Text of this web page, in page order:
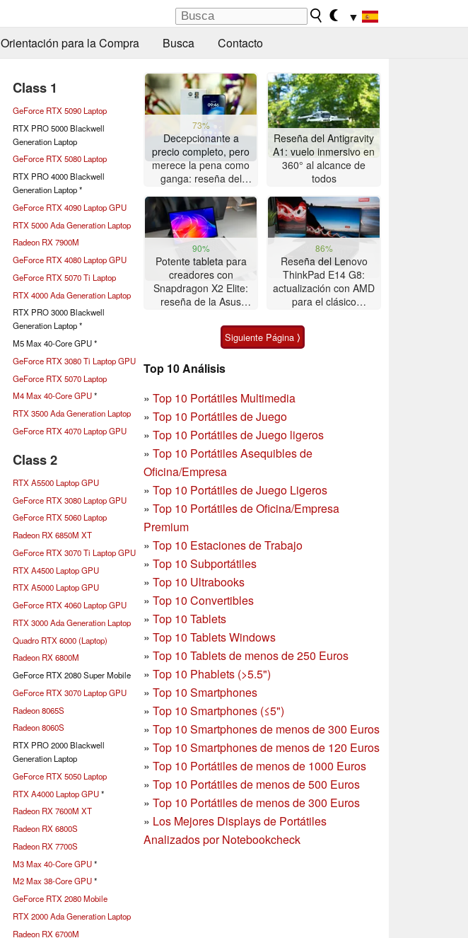
▼
Orientación para la Compra Busca Contacto
Class 1
GeForce RTX 5090 Laptop
RTX PRO 5000 Blackwell
Generation Laptop
GeForce RTX 5080 Laptop
RTX PRO 4000 Blackwell
Generation Laptop *
GeForce RTX 4090 Laptop GPU
RTX 5000 Ada Generation Laptop
Radeon RX 7900M
GeForce RTX 4080 Laptop GPU
GeForce RTX 5070 Ti Laptop
RTX 4000 Ada Generation Laptop
RTX PRO 3000 Blackwell
Generation Laptop *
M5 Max 40-Core GPU *
GeForce RTX 3080 Ti Laptop GPU
GeForce RTX 5070 Laptop
M4 Max 40-Core GPU*
RTX 3500 Ada Generation Laptop
GeForce RTX 4070 Laptop GPU
Class 2
RTX A5500 Laptop GPU
GeForce RTX 3080 Laptop GPU
GeForce RTX 5060 Laptop
Radeon RX 6850M XT
GeForce RTX 3070 Ti Laptop GPU
RTX A4500 Laptop GPU
RTX A5000 Laptop GPU
GeForce RTX 4060 Laptop GPU
RTX 3000 Ada Generation Laptop
Quadro RTX 6000 (Laptop)
Radeon RX 6800M
GeForce RTX 2080 Super Mobile
GeForce RTX 3070 Laptop GPU
Radeon 8065S
Radeon 8060S
RTX PRO 2000 Blackwell
Generation Laptop
GeForce RTX 5050 Laptop
RTX A4000 Laptop GPU*
Radeon RX 7600M XT
Radeon RX 6800S
Radeon RX 7700S
M3 Max 40-Core GPU*
M2 Max 38-Core GPU*
GeForce RTX 2080 Mobile
RTX 2000 Ada Generation Laptop
Radeon RX 6700M
73%
Decepcionante a
precio completo, pero
merece la pena como
ganga: reseña del
Moto G47
Reseña del Antigravity
A1: vuelo inmersivo en
360° al alcance de
todos
90%
Potente tableta para
creadores con
Snapdragon X2 Elite:
reseña de la Asus
86%
Reseña del Lenovo
ThinkPad E14 G8:
actualización con AMD
para el clásico
autonomía
Siguiente Página ⟩
Top 10 Análisis
» Top 10 Portátiles Multimedia
» Top 10 Portátiles de Juego
» Top 10 Portátiles de Juego ligeros
» Top 10 Portátiles Asequibles de
Oficina/Empresa
» Top 10 Portátiles de Juego Ligeros
» Top 10 Portátiles de Oficina/Empresa
Premium
» Top 10 Estaciones de Trabajo
» Top 10 Subportátiles
» Top 10 Ultrabooks
» Top 10 Convertibles
» Top 10 Tablets
» Top 10 Tablets Windows
» Top 10 Tablets de menos de 250 Euros
» Top 10 Phablets (>5.5")
» Top 10 Smartphones
» Top 10 Smartphones (≤5")
» Top 10 Smartphones de menos de 300 Euros
» Top 10 Smartphonesde menos de 120 Euros
» Top 10 Portátiles de menos de 1000 Euros
» Top 10 Portátiles de menos de 500 Euros
» Top 10 Portátiles de menos de 300 Euros
» Los Mejores Displays de Portátiles
Analizados por Notebookcheck